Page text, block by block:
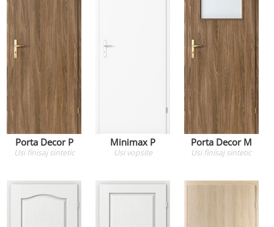
Porta Decor P
Usifinisaj sintetic
Minimax P
Usi vopsite
Porta Decor M
Usifinisaj sintetic